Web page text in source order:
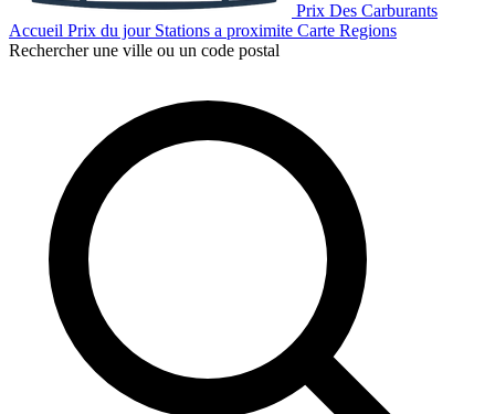
Prix Des Carburants
Accueil Prix du jour Stations a proximite Carte Regions
Rechercher une ville ou un code postal